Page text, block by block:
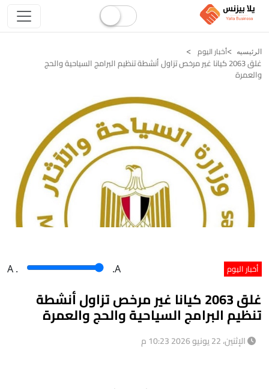
الرئيسيه أخبار اليوم
غلق 2063 كيانا غير مرخص تزاول أنشطة تنظيم البرامج السياحية والحج
والعمرة
أخبار اليوم A . .A
غلق 2063 كيانا غير مرخص تزاول أنشطة
تنظيم البرامج السياحية والحج والعمرة
الإثنين، 22 يونيو 2026 10:23 م